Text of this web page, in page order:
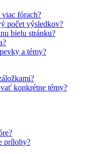
fórach?
počet výsledkov?
bielu stránku?
a témy?
konkrétne témy?
prílohy?